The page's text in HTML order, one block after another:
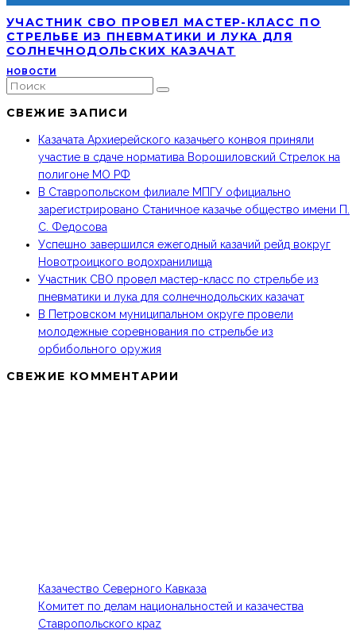
УЧАСТНИК СВО ПРОВЕЛ МАСТЕР-КЛАСС ПО
СТРЕЛЬБЕ ИЗ ПНЕВМАТИКИ И ЛУКА ДЛЯ
СОЛНЕЧНОДОЛЬСКИХ КАЗАЧАТ
НОВОСТИ
СВЕЖИЕ ЗАПИСИ
Казачата Архиерейского казачьего конвоя приняли
участие в сдаче норматива Ворошиловский Стрелок на
полигоне МО РФ
В Ставропольском филиале МПГУ официально
зарегистрировано Станичное казачье общество имени П.
С. Федосова
Успешно завершился ежегодный казачий рейд вокруг
Новотроицкого водохранилища
Участник СВО провел мастер-класс по стрельбе из
пневматики и лука для солнечнодольских казачат
В Петровском муниципальном округе провели
молодежные соревнования по стрельбе из
орбибольного оружия
СВЕЖИЕ КОММЕНТАРИИ
Казачество Северного Кавказа
Комитет по делам национальностей и казачества
Ставропольского краz